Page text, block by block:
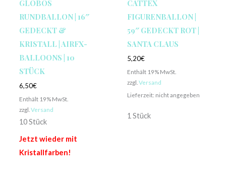
GLOBOS
RUNDBALLON | 16″
GEDECKT &
KRISTALL | AIRFX-
BALLOONS | 10
STÜCK
6,50€
Enthält 19% MwSt.
zzgl. Versand
10 Stück
Jetzt wieder mit
Kristallfarben!
CATTEX
FIGURENBALLON |
59″ GEDECKT ROT |
SANTA CLAUS
5,20€
Enthält 19% MwSt.
zzgl. Versand
Lieferzeit: nicht angegeben
1 Stück